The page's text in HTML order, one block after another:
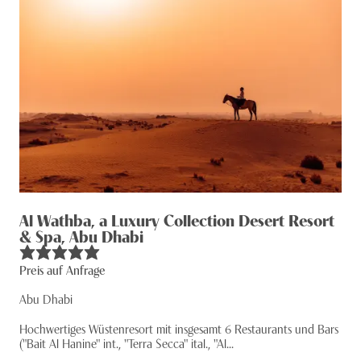
Al Wathba, a Luxury Collection Desert Resort
& Spa, Abu Dhabi
Preis auf Anfrage
Abu Dhabi
Hochwertiges Wüstenresort mit insgesamt 6 Restaurants und Bars
("Bait Al Hanine" int., "Terra Secca" ital., "Al...